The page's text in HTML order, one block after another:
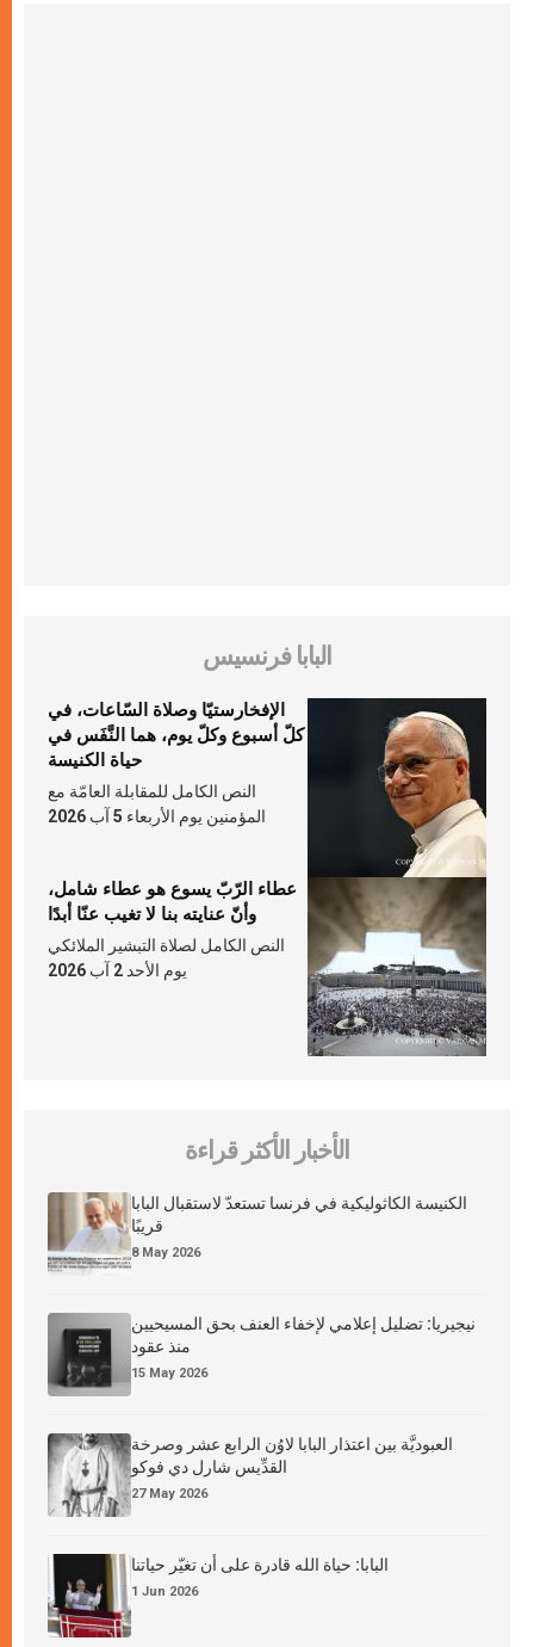
البابا فرنسيس
الإفخارستيّا وصلاة السّاعات، في
كلّ أسبوع وكلّ يوم، هما النَّفَس في
حياة الكنيسة
النص الكامل للمقابلة العامّة مع
المؤمنين يوم الأربعاء 5 آب 2026
عطاء الرّبّ يسوع هو عطاء شامل،
وأنّ عنايته بنا لا تغيب عنّا أبدًا
النص الكامل لصلاة التبشير الملائكي
يوم الأحد 2 آب 2026
الأخبار الأكثر قراءة
الكنيسة الكاثوليكية في فرنسا تستعدّ لاستقبال البابا
قريبًا
8 May 2026
نيجيريا: تضليل إعلامي لإخفاء العنف بحق المسيحيين
منذ عقود
15 May 2026
العبوديَّة بين اعتذار البابا لاوُن الرابع عشر وصرخة
القدِّيس شارل دي فوكو
27 May 2026
البابا: حياة الله قادرة على أن تغيّر حياتنا
1 Jun 2026